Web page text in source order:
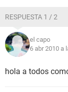
RESPUESTA 1 / 2
el capo
6 abr 2010 a
hola a todos